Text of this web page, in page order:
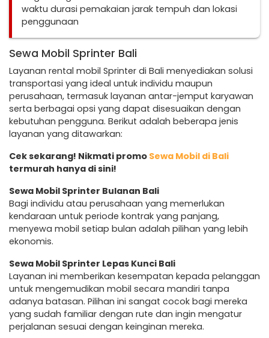
waktu durasi pemakaian jarak tempuh dan lokasi
penggunaan
Sewa Mobil Sprinter Bali
Layanan rental mobil Sprinter di Bali menyediakan solusi
transportasi yang ideal untuk individu maupun
perusahaan, termasuk layanan antar-jemput karyawan
serta berbagai opsi yang dapat disesuaikan dengan
kebutuhan pengguna. Berikut adalah beberapa jenis
layanan yang ditawarkan:
Cek sekarang! Nikmati promo Sewa Mobil di Bali
termurah hanya di sini!
Sewa Mobil Sprinter Bulanan Bali
Bagi individu atau perusahaan yang memerlukan
kendaraan untuk periode kontrak yang panjang,
menyewa mobil setiap bulan adalah pilihan yang lebih
ekonomis.
Sewa Mobil Sprinter Lepas Kunci Bali
Layanan ini memberikan kesempatan kepada pelanggan
untuk mengemudikan mobil secara mandiri tanpa
adanya batasan. Pilihan ini sangat cocok bagi mereka
yang sudah familiar dengan rute dan ingin mengatur
perjalanan sesuai dengan keinginan mereka.